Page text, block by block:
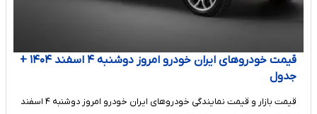
قیمت خودرو‌های ایران خودرو امروز دوشنبه ۴ اسفند ۱۴۰۴ +
جدول
قیمت بازار و قیمت نمایندگی خودرو‌های ایران خودرو امروز دوشنبه ۴ اسفند